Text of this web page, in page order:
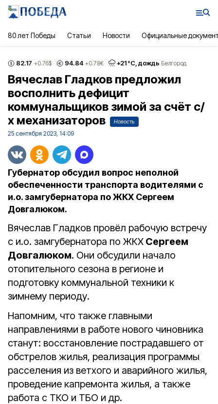
80 лет Победы Статьи Новости Официальные
82.17 +0.76$ 94.84 +0.78€ +21°С, дождь Белгород
Вячеслав Гладков предложил
восполнить дефицит
коммунальщиков зимой за счёт с/
х механизаторов
Новость
25 сентября 2023, 14:09
Губернатор обсудил вопрос неполной
обеспеченности транспорта водителями с
и.о. замгубернатора по ЖКХ Сергеем
Довгалюком.
Вячеслав Гладков провёл рабочую встречу
с и.о. замгубернатора по ЖКХ Сергеем
Довгалюком. Они обсудили начало
отопительного сезона в регионе и
подготовку коммунальной техники к
зимнему периоду.
Напомним, что также главными
направлениями в работе нового чиновника
станут: восстановление пострадавшего от
обстрелов жилья, реализация программы
расселения из ветхого и аварийного жилья,
проведение капремонта жилья, а также
работа с ТКО и ТБО и др.